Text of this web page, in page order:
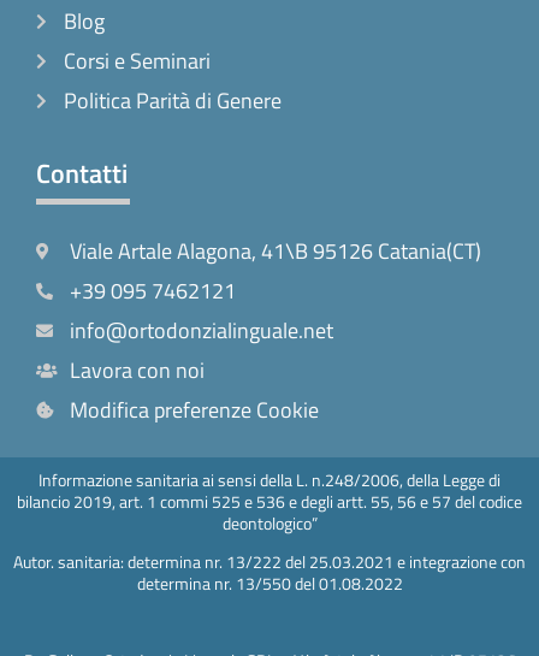
Blog
Corsi e Seminari
Politica Parità di Genere
Contatti
Viale Artale Alagona, 41\B 95126 Catania(CT)
+39 095 7462121
info@ortodonzialinguale.net
Lavora con noi
Modifica preferenze Cookie
Informazione sanitaria ai sensi della L. n.248/2006, della Legge di
bilancio 2019, art. 1 commi 525 e 536 e degli artt. 55, 56 e 57 del codice
deontologico”
Autor. sanitaria: determina nr. 13/222 del 25.03.2021 e integrazione con
determina nr. 13/550 del 01.08.2022